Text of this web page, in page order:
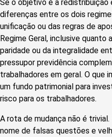
Se o objetivo é a
diferenças entre os dois
unificação ou das regras de
Regime Geral, inclusive
paridade ou da integralidade
pressupor previdência
trabalhadores em geral. O que
um fundo patrimonial para
risco para os trabalhadores.
A rota de mudança não é
nome de falsas questões e